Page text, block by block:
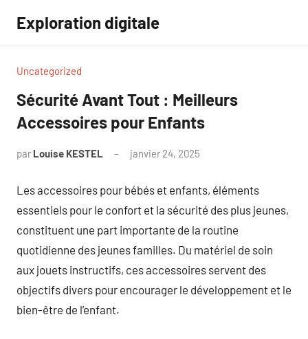
contenu
Exploration digitale
Uncategorized
Sécurité Avant Tout : Meilleurs
Accessoires pour Enfants
par Louise KESTEL janvier 24, 2025
Les accessoires pour bébés et enfants, éléments
essentiels pour le confort et la sécurité des plus jeunes,
constituent une part importante de la routine
quotidienne des jeunes familles. Du matériel de soin
aux jouets instructifs, ces accessoires servent des
objectifs divers pour encourager le développement et le
bien-être de l’enfant.